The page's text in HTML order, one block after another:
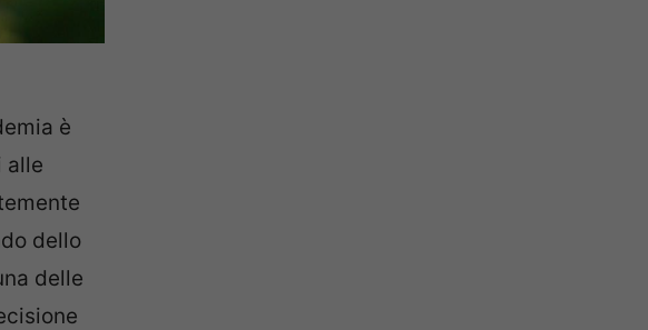
è
alle
dello
delle